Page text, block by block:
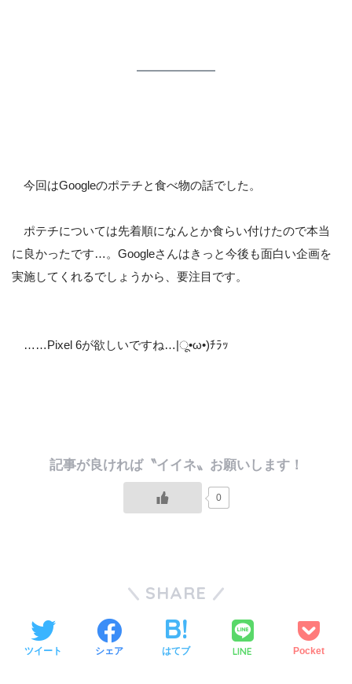
今回はGoogleのポテチと食べ物の話でした。
ポテチについては先着順になんとか食らい付けたので本当
に良かったです…。Googleさんはきっと今後も面白い企画を
実施してくれるでしょうから、要注目です。
……Pixel 6が欲しいですね…|ू•ω•)ﾁﾗｯ
0
SHARE
ツイート シェア はてブ LINE Pocket